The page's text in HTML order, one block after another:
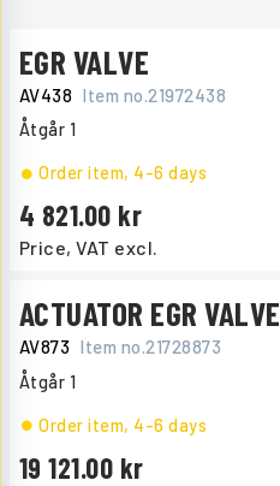
EGR VALVE
AV438 Item no.21972438
Åtgår 1
Price, VAT excl.
4 821.00
Order item, 4-6 days
ACTUATOR EGR VALVE
AV873 Item no.21728873
Åtgår 1
19 121.00
Order item, 4-6 days